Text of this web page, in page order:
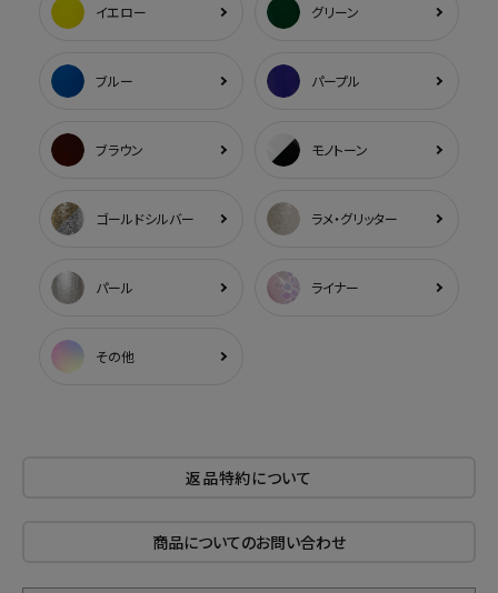
イエロー グリーン
ブルー パープル
ブラウン モノトーン
ゴールドシルバー ラメ・グリッター
パール ライナー
その他
返品特約について
商品についてのお問い合わせ